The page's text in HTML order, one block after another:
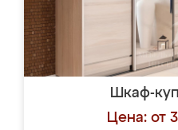
Шкаф-
Цена: от